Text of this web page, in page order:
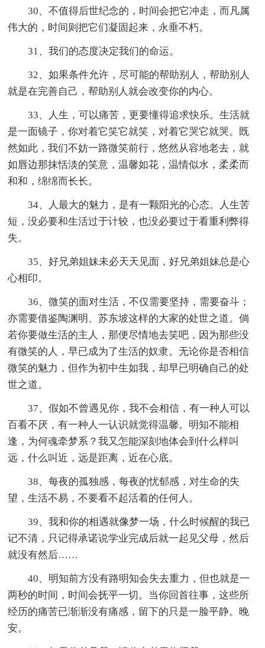
30、不值得后世纪念的，时间会把它冲走，而凡属
伟大的，时间则把它们凝固起来，永垂不朽。
31、我们的态度决定我们的命运。
32、如果条件允许，尽可能的帮助别人，帮助别人
就是在完善自己，帮助别人就会改变你的内心。
33、人生，可以痛苦，更要懂得追求快乐。生活就
是一面镜子，你对着它笑它就笑，对着它哭它就哭。既
然如此，我们不妨一路微笑前行，悠然从容地老去，就
如唇边那抹恬淡的笑意，温馨如花，温情似水，柔柔而
和和，绵绵而长长。
34、人最大的魅力，是有一颗阳光的心态。人生苦
短，没必要和生活过于计较，也没必要过于看重利弊得
失。
35、好兄弟姐妹未必天天见面，好兄弟姐妹总是心
心相印。
36、微笑的面对生活，不仅需要坚持，需要奋斗；
亦需要借鉴陶渊明、苏东坡这样的大家的处世之道。倘
若你要做生活的主人，那便尽情地去笑吧，因为那些没
有微笑的人，早已成为了生活的奴隶。无论你是否相信
微笑的魅力，但作为初中生如我，却早已明确自己的处
世之道。
37、假如不曾遇见你，我不会相信，有一种人可以
百看不厌，有一种人一认识就觉得温馨。明知不能相
逢，为何魂牵梦系？我又怎能深刻地体会到什么样叫
远，什么叫近，远是距离，近在心底。
38、每夜的孤独感，每夜的忧郁感，对生命的失
望，生活不易，不要看不起活着的任何人。
39、我和你的相遇就像梦一场，什么时候醒的我已
记不清，只记得承诺说学业完成后就一起见父母，然后
就没有然后……
40、明知前方没有路明知会失去重力，但也就是一
两秒的时间，时间会抚平一切。当你回首往事，这些所
经历的痛苦已渐渐没有痛感，留下的只是一脸平静。晚
安。